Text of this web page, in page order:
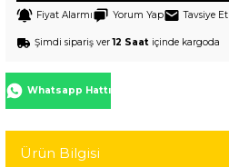
Fiyat Alarmı Yorum Yap Tavsiye Et
Şimdi sipariş ver12 Saat içinde kargoda
Whatsapp Hattı
Ürün Bilgisi